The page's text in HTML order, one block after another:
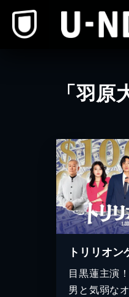
「羽
トリリオン
目黒蓮主演
男と気弱な